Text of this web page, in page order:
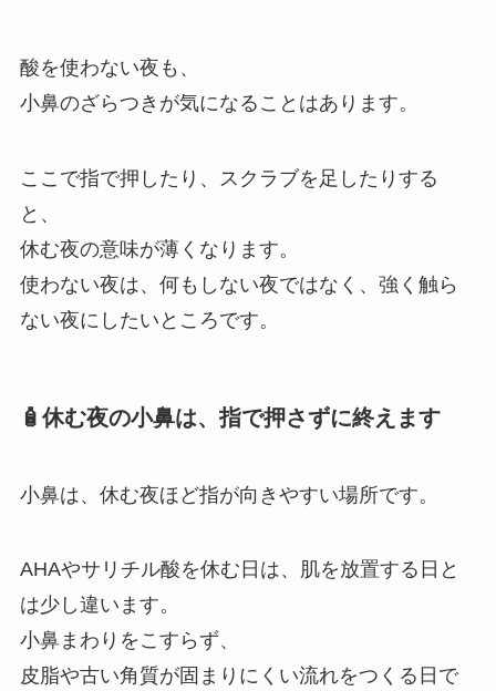
酸を使わない夜も、
小鼻のざらつきが気になることはあります。
ここで指で押したり、スクラブを足したりする
と、
休む夜の意味が薄くなります。
使わない夜は、何もしない夜ではなく、強く触ら
ない夜にしたいところです。
🧴休む夜の小鼻は、指で押さずに終えます
小鼻は、休む夜ほど指が向きやすい場所です。
AHAやサリチル酸を休む日は、肌を放置する日と
は少し違います。
小鼻まわりをこすらず、
皮脂や古い角質が固まりにくい流れをつくる日で